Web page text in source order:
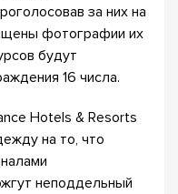
за них на
фотографии их
будут
16 числа.
Hotels & Resorts
на то, что
неподдельный